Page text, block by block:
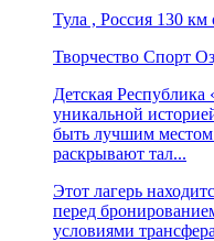
Тула , Россия 130 км
Творчество Спорт
Детская
уникальной
быть лучшим местом
раскрывают тал...
Этот лагерь
перед
условиями